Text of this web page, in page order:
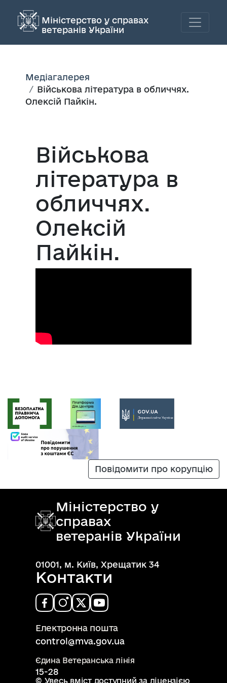
Міністерство у справах
ветеранів України
Медіагалерея
Військова література в обличчях.
Олексій Пайкін.
Військова
література в
обличчях.
Олексій
Пайкін.
Повідомити про корупцію
Міністерство у
справах
ветеранів України
01001, м. Київ, Хрещатик 34
Контакти
Електронна пошта
control@mva.gov.ua
Єдина Ветеранська лінія
15-28
© Увесь вміст доступний за ліцензією